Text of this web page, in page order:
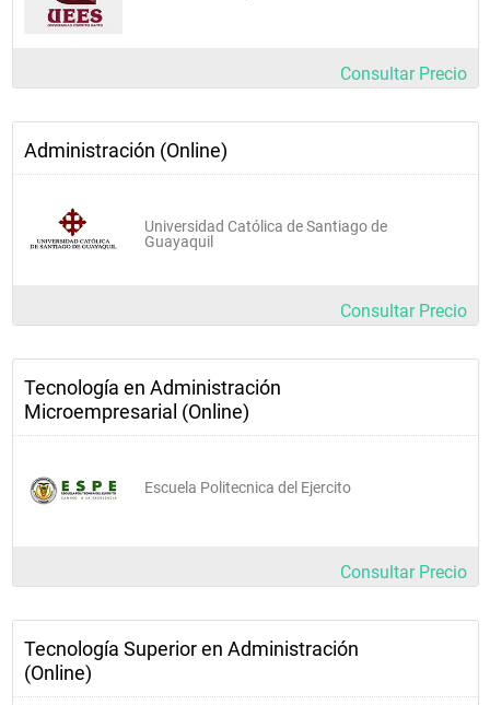
Consultar Precio
Administración (Online)
Universidad Católica de Santiago de
Guayaquil
Consultar Precio
Tecnología en Administración
Microempresarial (Online)
Escuela Politecnica del Ejercito
Consultar Precio
Tecnología Superior en Administración
(Online)